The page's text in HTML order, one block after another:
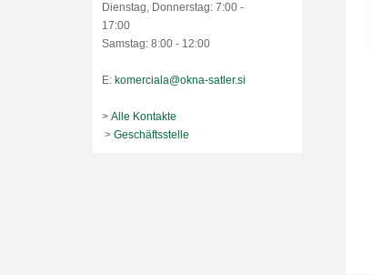
Dienstag, Donnerstag: 7:00 -
17:00
Samstag: 8:00 - 12:00
E: komerciala@okna-satler.si
> Alle Kontakte
> Geschäftsstelle